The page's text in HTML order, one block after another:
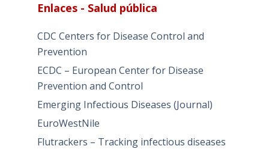
Enlaces - Salud pública
CDC Centers for Disease Control and
Prevention
ECDC – European Center for Disease
Prevention and Control
Emerging Infectious Diseases (Journal)
EuroWestNile
Flutrackers – Tracking infectious diseases